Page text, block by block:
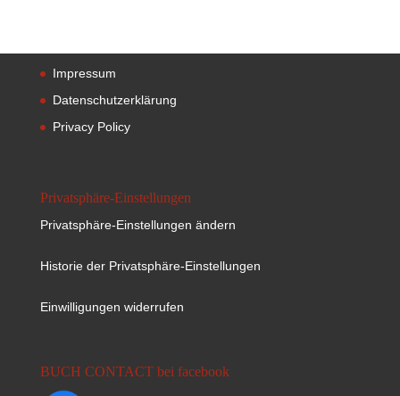
Impressum
Datenschutzerklärung
Privacy Policy
Privatsphäre-Einstellungen
Privatsphäre-Einstellungen ändern
Historie der Privatsphäre-Einstellungen
Einwilligungen widerrufen
BUCH CONTACT bei facebook